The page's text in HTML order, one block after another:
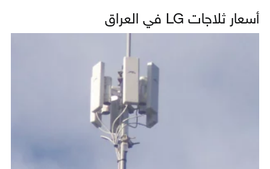
أسعار ثلاجات LG في العراق